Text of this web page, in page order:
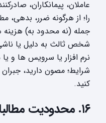
عاملان، پیمانکاران،
را؛ از هرگونه ضرر، بدهی،
جمله (نه محدود به)
شخص ثالث به دلیل یا
نرم افزار یا سرویس ها و
شرایط؛ مصون دارید،
کنید.
۱۶. محدودیت مطالبات